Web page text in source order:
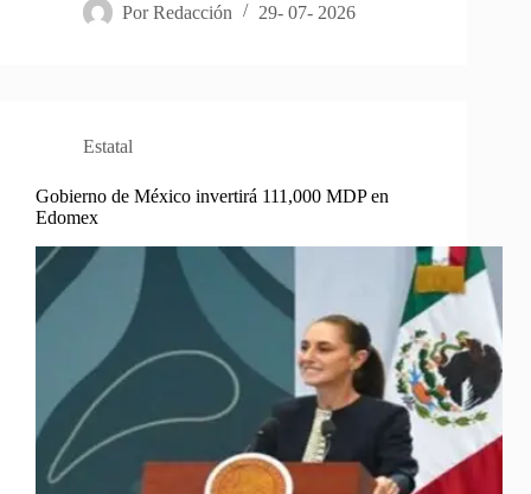
Por Redacción 29- 07- 2026
Estatal
Gobierno de México invertirá 111,000 MDP en
Edomex